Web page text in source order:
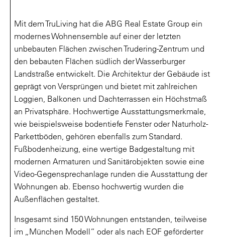
Mit dem TruLiving hat die ABG Real Estate Group ein
modernes Wohnensemble auf einer der letzten
unbebauten Flächen zwischen Trudering-Zentrum und
den bebauten Flächen südlich der Wasserburger
Landstraße entwickelt. Die Architektur der Gebäude ist
geprägt von Versprüngen und bietet mit zahlreichen
Loggien, Balkonen und Dachterrassen ein Höchstmaß
an Privatsphäre. Hochwertige Ausstattungsmerkmale,
wie beispielsweise bodentiefe Fenster oder Naturholz-
Parkettböden, gehören ebenfalls zum Standard.
Fußbodenheizung, eine wertige Badgestaltung mit
modernen Armaturen und Sanitärobjekten sowie eine
Video-Gegensprechanlage runden die Ausstattung der
Wohnungen ab. Ebenso hochwertig wurden die
Außenflächen gestaltet.
Insgesamt sind 150 Wohnungen entstanden, teilweise
im „München Modell“ oder als nach EOF geförderter